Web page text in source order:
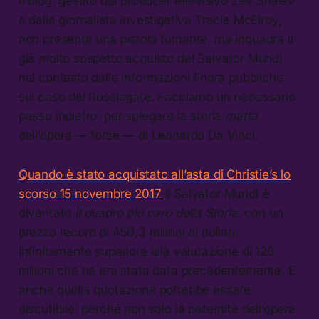
e dalla giornalista investigativa Tracie McElroy,
non presenta una pistola fumante, ma inquadra il
già molto sospetto acquisto del Salvator Mundi
nel contesto delle informazioni finora pubbliche
sul caso del Russiagate. Facciamo un necessario
passo indietro, per spiegare la storia matta
dell’opera — forse — di Leonardo Da Vinci.
Quando è stato acquistato all’asta di Christie’s lo
scorso 15 novembre 2017 il Salvator Mundi è
diventato il quadro più caro della Storia, con un
prezzo record di 450,3 milioni di dollari:
infinitamente superiore alla valutazione di 120
milioni che ne era stata data precedentemente. E
anche quella quotazione potrebbe essere
discutibile: perché non solo la paternità dell’opera